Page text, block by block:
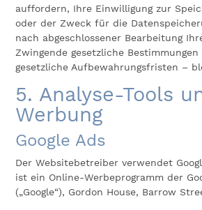
auffordern, Ihre Einwilligung zur
oder der Zweck für die
nach abgeschlossener Bearbeitung
Zwingende gesetzliche
gesetzliche Aufbewahrungsfristen –
5. Analyse-Tools
Werbung
Google Ads
Der Websitebetreiber verwendet
ist ein Online-Werbeprogramm der
(„Google“), Gordon House, Barrow